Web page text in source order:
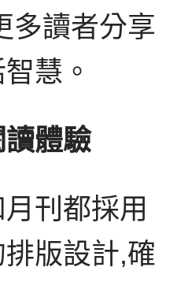
多讀者分享
慧。
體驗
刊都採用
版設計,確